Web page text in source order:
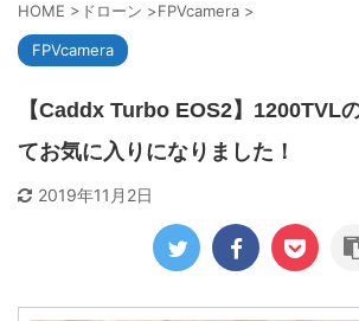
HOME > ドローン >FPVcamera >
FPVcamera
【Caddx Turbo EOS2】1200TVL
てお気に入りになりました！
2019年11月2日